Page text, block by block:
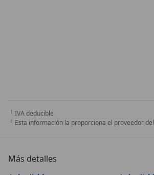
IVA deducible
Esta información la proporciona el proveedor
Más detalles